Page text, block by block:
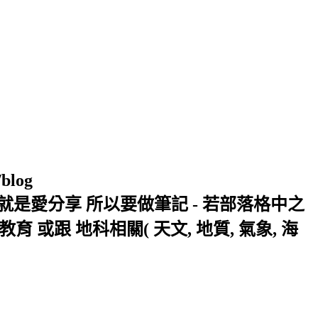
是愛分享 所以要做筆記 - 若部落格中之
育 或跟 地科相關( 天文, 地質, 氣象, 海